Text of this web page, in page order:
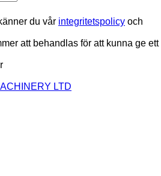
du vår integritetspolicy och
att behandlas för att kunna ge ett
LTD